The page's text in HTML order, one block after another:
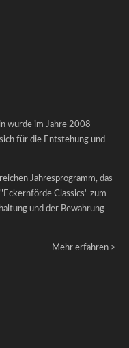
wurde im Jahre 2008
für die Entstehung und
Jahresprogramm, das
Classics" zum
und der Bewahrung
Mehr erfahren >